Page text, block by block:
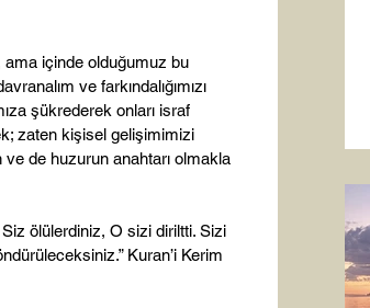
ama içinde olduğumuz bu
ve farkındalığımızı
şükrederek onları israf
zaten kişisel gelişimimizi
ve de huzurun anahtarı olmakla
ölülerdiniz, O sizi diriltti. Sizi
Kuran’i Kerim